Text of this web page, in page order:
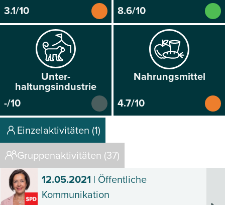
3.1/10
8.6/10
Unter­
haltungsindustrie
-/10
Nahrungs­mittel
4.7/10
Einzelaktivitäten (1)
Gruppenaktivitäten (37)
12.05.2021 | Öffentliche
Kommunikation